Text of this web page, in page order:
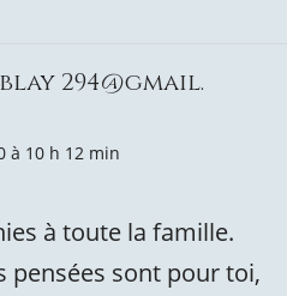
294@gmail.
à 10 h 12 min
à toute la famille.
pensées sont pour toi,